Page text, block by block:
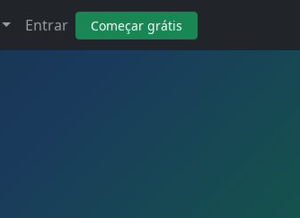
Entrar Começar grátis